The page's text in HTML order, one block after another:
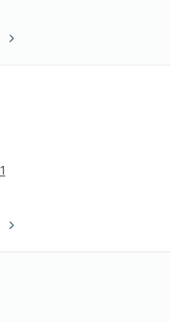
1